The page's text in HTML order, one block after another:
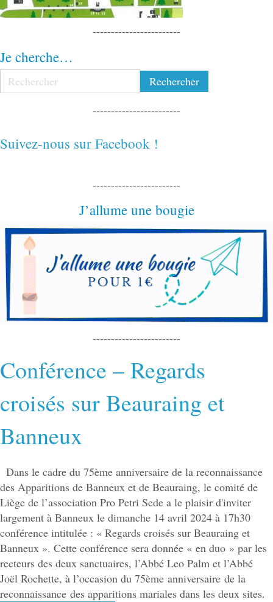
------------------------
Je cherche…
------------------------
Suivez-nous sur Facebook !
------------------------
J’allume une bougie
------------------------
Conférence – Regards
croisés sur Beauraing et
Banneux
Dans le cadre du 75ème anniversaire de la reconnaissance
des Apparitions de Banneux et de Beauraing, le comité de
Liège de l’association Pro Petri Sede a le plaisir d'inviter
largement à Banneux le dimanche 14 avril 2024 à 17h30
conférence intitulée : « Regards croisés sur Beauraing et
Banneux ». Cette conférence sera donnée « en duo » par les
recteurs des deux sanctuaires, l’Abbé Leo Palm et l’Abbé
Joël Rochette, à l’occasion du 75ème anniversaire de la
reconnaissance des apparitions mariales dans les deux sites.